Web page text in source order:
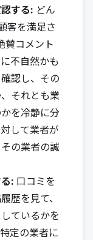
する: どん
客を満足さ
賛コメント
不自然かも
認し、その
それとも業
を冷静に分
して業者が
の業者の誠
: 口コミを
歴を見て、
ているかを
定の業者に